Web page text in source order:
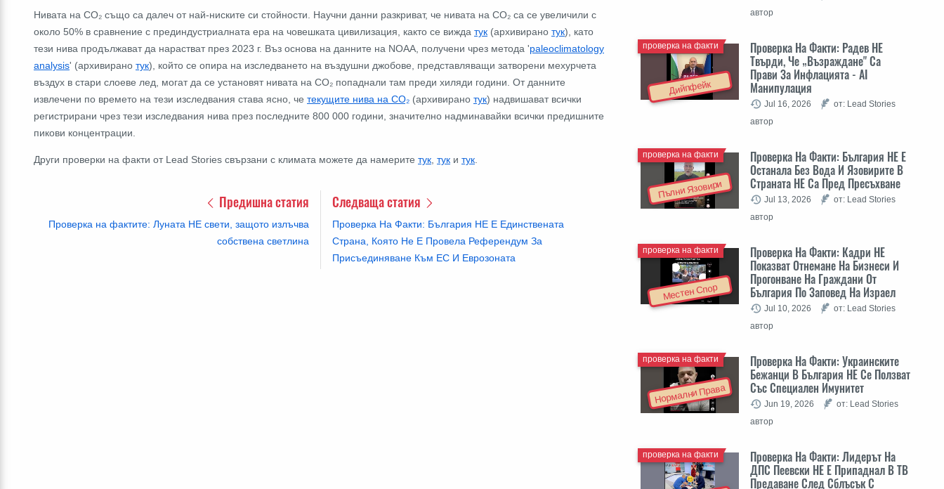
Нивата на CO₂ също са далеч от най-ниските си стойности. Научни данни разкриват, че нивата на CO₂ са се увеличили с
около 50% в сравнение с прединдустриалната ера на човешката цивилизация, както се вижда тук (архивирано тук), като
тези нива продължават да нарастват през 2023 г. Въз основа на данните на NOAA, получени чрез метода 'paleoclimatology
analysis' (архивирано тук), който се опира на изследването на въздушни джобове, представляващи затворени мехурчета
въздух в стари слоеве лед, могат да се установят нивата на CO₂ попаднали там преди хиляди години. От данните
извлечени по времето на тези изследвания става ясно, че текущите нива на CO₂ (архивирано тук) надвишават всички
регистрирани чрез тези изследвания нива през последните 800 000 години, значително надминавайки всички предишните
пикови концентрации.
Други проверки на факти от Lead Stories свързани с климата можете да намерите тук тук и тук
Предишна статия
Проверка на фактите: Луната НЕ свети, защото излъчва
собствена светлина
Следваща статия
Проверка На Факти: България НЕ Е Единствената
Страна, Която Не Е Провела Референдум За
Присъединяване Към ЕС И Еврозоната
автор
Дийпфейк
Проверка На Факти: Радев НЕ
Твърди, Че „Възраждане" Са
Прави За Инфлацията - AI
Манипулация
проверка на факти
Jul 16, 2026
от: Lead Stories
автор
Пълни Язовири
Проверка На Факти: България НЕ Е
Останала Без Вода И Язовирите В
Страната НЕ Са Пред Пресъхване
проверка на факти
Jul 13, 2026
от: Lead Stories
автор
Местен Спор
Проверка На Факти: Кадри НЕ
Показват Отнемане На Бизнеси И
Прогонване На Граждани От
България По Заповед На Израел
проверка на факти
Jul 10, 2026
от: Lead Stories
автор
Нормални Права
Проверка На Факти: Украинските
Бежанци В България НЕ Се Ползват
Със Специален Имунитет
проверка на факти
Jun 19, 2026
от: Lead Stories
автор
Проверка На Факти: Лидерът На
ДПС Пеевски НЕ Е Припаднал В ТВ
Предаване След Сблъсък С
проверка на факти